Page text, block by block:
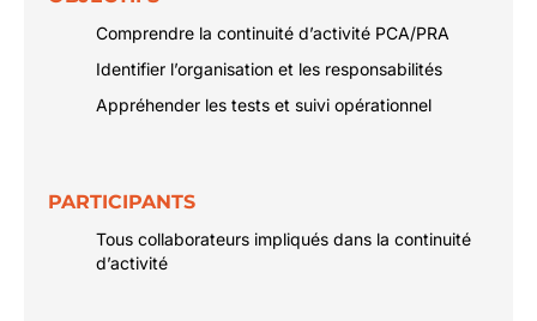
Comprendre la continuité d’activité PCA/PRA
Identifier l’organisation et les responsabilités
Appréhender les tests et suivi opérationnel
PARTICIPANTS
Tous collaborateurs impliqués dans la continuité
d’activité